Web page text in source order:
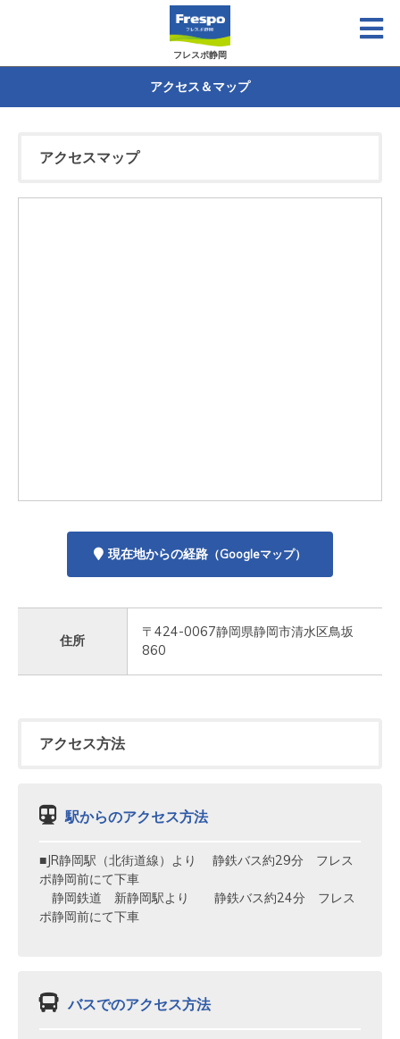
フレスポ静岡
アクセス＆マップ
アクセスマップ
現在地からの経路 （Googleマップ）
住所
〒424-0067静岡県静岡市清水区鳥坂
860
アクセス方法
駅からのアクセス方法
■JR静岡駅（北街道線）より 静鉄バス約29分 フレス
ポ静岡前にて下車
静岡鉄道 新静岡駅より 静鉄バス約24分 フレス
ポ静岡前にて下車
バスでのアクセス方法